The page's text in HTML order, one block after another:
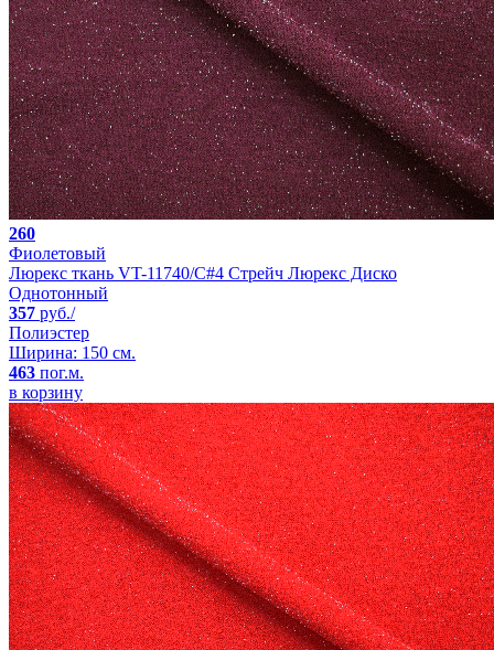
260
Фиолетовый
Люрекс ткань VT-11740/C#4 Стрейч Люрекс Диско
Однотонный
357 руб./
Полиэстер
Ширина: 150 см.
463 пог.м.
в корзину